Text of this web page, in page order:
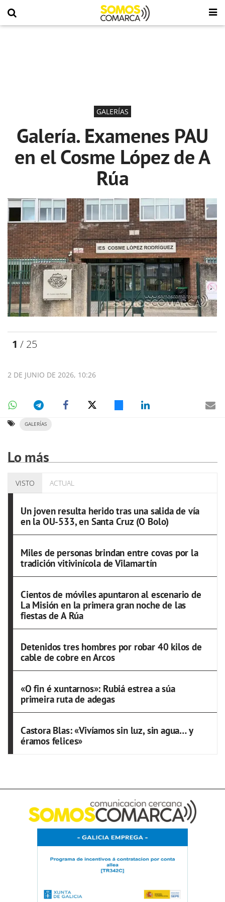
GALERÍAS
Galería. Examenes PAU
en el Cosme López de A
Rúa
1 / 25
2 DE JUNIO DE 2026, 10:26
GALERÍAS
Lo más
VISTO ACTUAL
Un joven resulta herido tras una salida de vía
en la OU-533, en Santa Cruz (O Bolo)
Miles de personas brindan entre covas por la
tradición vitivinícola de Vilamartín
Cientos de móviles apuntaron al escenario de
La Misión en la primera gran noche de las
fiestas de A Rúa
Detenidos tres hombres por robar 40 kilos de
cable de cobre en Arcos
«O fin é xuntarnos»: Rubiá estrea a súa
primeira ruta de adegas
Castora Blas: «Vivíamos sin luz, sin agua… y
éramos felices»